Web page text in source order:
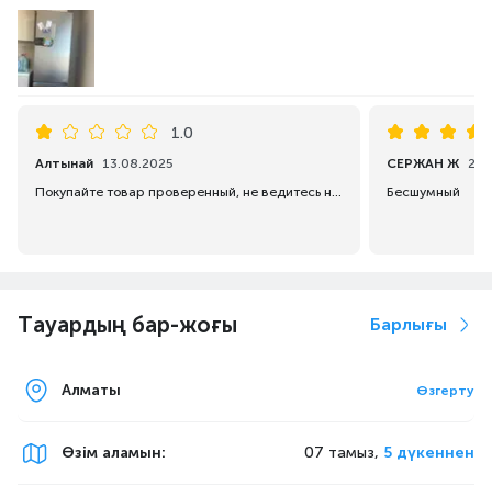
1.0
Алтынай
13.08.2025
Покупайте товар проверенный, не ведитесь на предложение консультантов
СЕРЖАН Ж
Бесшумный
Тауардың бар-жоғы Барлығы
Алматы Өзгерту
Өзім аламын: 07 тамыз, 5 дүкеннен